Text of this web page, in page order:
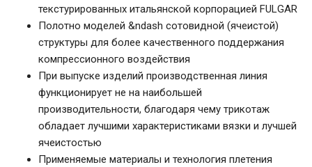
текстурированных итальянской корпорацией FULGAR
Полотно моделей &ndash сотовидной (ячеистой)
структуры для более качественного поддержания
компрессионного воздействия
При выпуске изделий производственная линия
функционирует не на наибольшей
производительности, благодаря чему трикотаж
обладает лучшими характеристиками вязки и лучшей
ячеистостью
Применяемые материалы и технология плетения